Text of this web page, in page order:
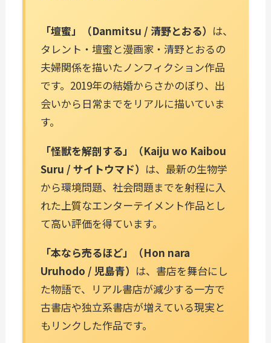
「壇蜜」（Danmitsu / 清野とおる） は、
タレント・壇蜜と漫画家・清野とおるの
夫婦関係を描いたノンフィクション作品
です。2019年の結婚からさかのぼり、出
会いから日常までをリアルに描いていま
す。
「怪獣を解剖する」（Kaiju wo Kaibou
Suru / サイトウマド） は、最新の生物学
から環境問題、社会問題までを射程に入
れた上質なエンターテイメント作品とし
て高い評価を得ています。
「本なら売るほど」（Hon nara
Uruhodo / 児島青） は、書店を舞台にし
た物語で、リアル書店が減少する一方で
古書店や独立系書店が増えている現実と
もリンクした作品です。